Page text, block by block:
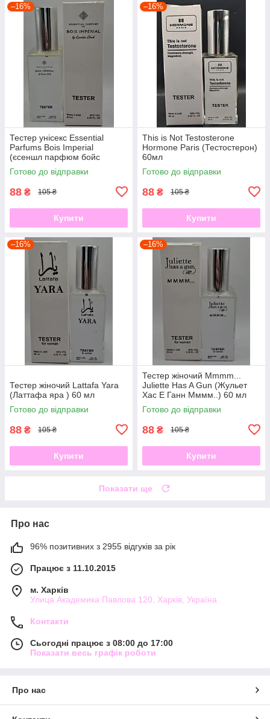
–16%
Тестер унісекс Essential
Parfums Bois Imperial
(єсеншл парфюм бойс
империал) 60 мл
Готово до відправки
88 ₴ 105 ₴
Купити
–16%
This is Not Testosterone
Hormone Paris (Тестостерон)
60мл
Готово до відправки
88 ₴ 105 ₴
Купити
–16%
Тестер жіночий Lattafa Yara
(Латтафа яра ) 60 мл
Готово до відправки
88 ₴ 105 ₴
Купити
–16%
Тестер жіночий Mmmm...
Juliette Has A Gun (Жульет
Хас Е Ганн Мммм..) 60 мл
Готово до відправки
88 ₴ 105 ₴
Купити
Показати ще
Про нас
96% позитивних з 2955 відгуків за рік
Працює з 11.10.2015
м. Харків
Улица Академика Павлова 120, Харків, Україна
Контакти
Сьогодні працює з 08:00 до 17:00
Показати весь графік роботи
Про нас